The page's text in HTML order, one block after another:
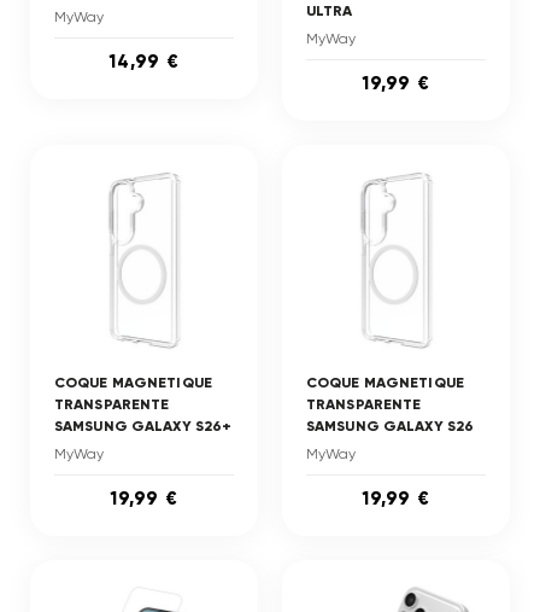
MyWay
14,99 €
ULTRA
MyWay
19,99 €
COQUE MAGNETIQUE
TRANSPARENTE
SAMSUNG GALAXY S26+
MyWay
19,99 €
COQUE MAGNETIQUE
TRANSPARENTE
SAMSUNG GALAXY S26
MyWay
19,99 €